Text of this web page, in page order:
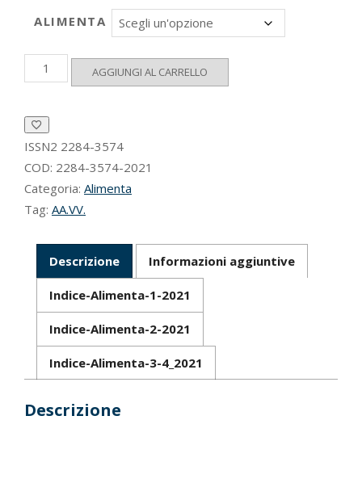
ALIMENTA
Alimenta
2021
AGGIUNGI AL CARRELLO
ISSN2 2284-3574
COD: 2284-3574-2021
Categoria: Alimenta
Tag: AA.VV.
Descrizione Informazioni aggiuntive
Indice-Alimenta-1-2021
Indice-Alimenta-2-2021
Indice-Alimenta-3-4_2021
Descrizione